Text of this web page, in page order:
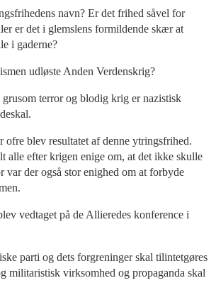
navn? Er det frihed såvel for
er det i glemslens formildende skær at
i gaderne?
udløste Anden Verdenskrig?
terror og blodig krig er nazistisk
ofre blev resultatet af denne ytringsfrihed.
alle efter krigen enige om, at det ikke skulle
var der også stor enighed om at forbyde
vedtaget på de Allieredes konference i
parti og dets forgreninger skal tilintetgøres
militaristisk virksomhed og propaganda skal